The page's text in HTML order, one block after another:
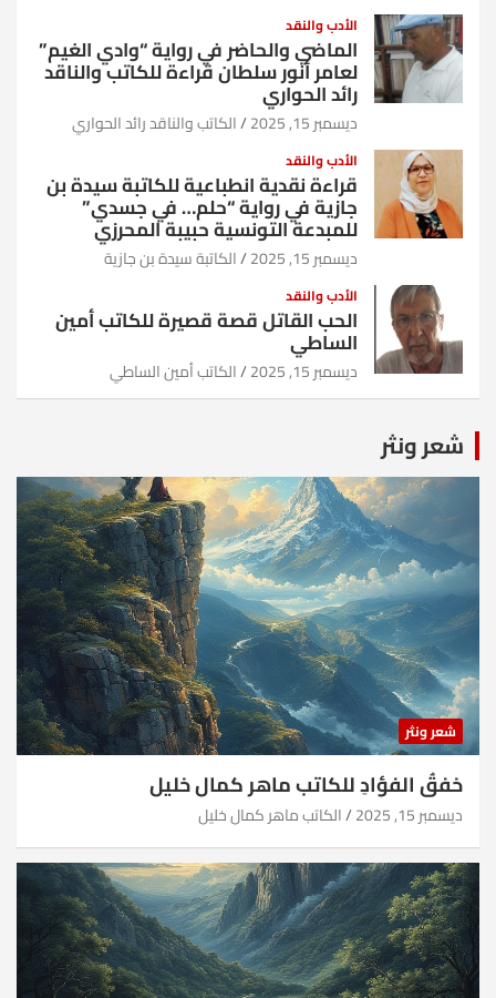
الأدب والنقد
الماضي والحاضر في رواية “وادي الغيم”
لعامر أنور سلطان قراءة للكاتب والناقد
رائد الحواري
ديسمبر 15, 2025 الكاتب والناقد رائد الحواري
الأدب والنقد
قراءة نقدية انطباعية للكاتبة سيدة بن
جازية في رواية “حلم… في جسدي”
للمبدعة التونسية حبيبة المحرزي
ديسمبر 15, 2025 الكاتبة سيدة بن جازية
الأدب والنقد
الحب القاتل قصة قصيرة للكاتب أمين
الساطي
ديسمبر 15, 2025 الكاتب أمين الساطي
شعر ونثر
شعر ونثر
خفقُ الفؤادِ للكاتب ماهر كمال خليل
ديسمبر 15, 2025 الكاتب ماهر كمال خليل